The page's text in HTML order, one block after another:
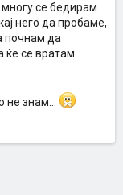
се бедирам.
него да пробаме,
почнам да
ќе се вратам
знам...